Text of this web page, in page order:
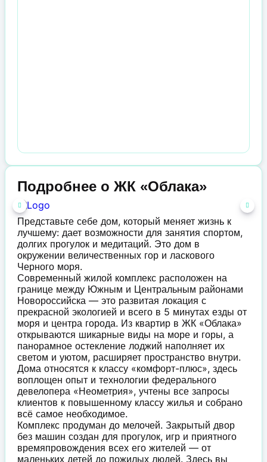
Подробнее о ЖК «Облака»
Представьте себе дом, который меняет жизнь к
лучшему: дает возможности для занятия спортом,
долгих прогулок и медитаций. Это дом в
окружении величественных гор и ласкового
Черного моря.
Современный жилой комплекс расположен на
границе между Южным и Центральным районами
Новороссийска — это развитая локация с
прекрасной экологией и всего в 5 минутах езды от
моря и центра города. Из квартир в ЖК «Облака»
открываются шикарные виды на море и горы, а
панорамное остекление лоджий наполняет их
светом и уютом, расширяет пространство внутри.
Дома относятся к классу «комфорт-плюс», здесь
воплощен опыт и технологии федерального
девелопера «Неометрия», учтены все запросы
клиентов к повышенному классу жилья и собрано
всё самое необходимое.
Комплекс продуман до мелочей. Закрытый двор
без машин создан для прогулок, игр и приятного
времяпровождения всех его жителей — от
маленьких детей до пожилых людей. Здесь вы